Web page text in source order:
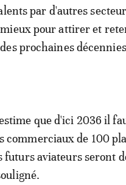
par d'autres
pour attirer et
prochaines
que d'ici 2036 il
commerciaux de 100
futurs aviateurs seront